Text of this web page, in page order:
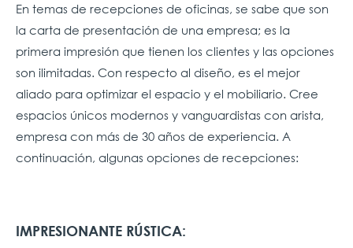
En temas de recepciones de oficinas, se sabe que son
la carta de presentación de una empresa; es la
primera impresión que tienen los clientes y las opciones
son ilimitadas. Con respecto al diseño, es el mejor
aliado para optimizar el espacio y el mobiliario. Cree
espacios únicos modernos y vanguardistas con arista,
empresa con más de 30 años de experiencia. A
continuación, algunas opciones de recepciones:
IMPRESIONANTE RÚSTICA: